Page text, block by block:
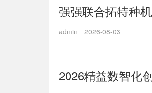
强强联合拓特种
admin 2026-08-03
2026精益数智化